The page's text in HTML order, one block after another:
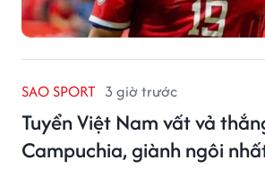
SAO SPORT 3 giờ trước
Tuyển Việt Nam vất vả
Campuchia, giành ngôi